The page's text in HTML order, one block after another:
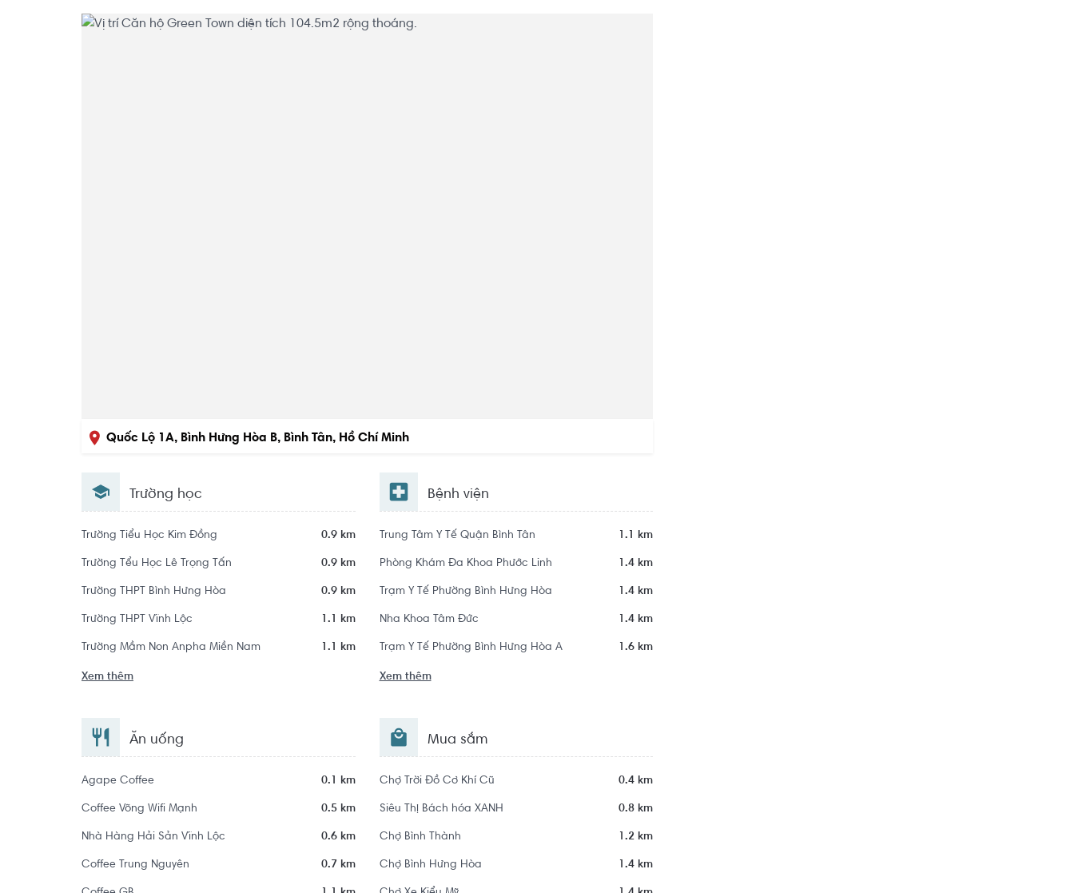
Quốc Lộ 1A, Bình Hưng Hòa B, Bình Tân, Hồ Chí Minh
Trường học
Trường Tiểu Học Kim Đồng 0.9 km
Trường Tểu Học Lê Trọng Tấn 0.9 km
Trường THPT Bình Hưng Hòa 0.9 km
Trường THPT Vĩnh Lộc 1.1 km
Trường Mầm Non Anpha Miền Nam 1.1 km
Xem thêm
Bệnh viện
Trung Tâm Y Tế Quận Bình Tân 1.1 km
Phòng Khám Đa Khoa Phước Linh 1.4 km
Trạm Y Tế Phường Bình Hưng Hòa 1.4 km
Nha Khoa Tâm Đức 1.4 km
Trạm Y Tế Phường Bình Hưng Hòa A 1.6 km
Xem thêm
Ăn uống
Agape Coffee 0.1 km
Coffee Võng Wifi Mạnh 0.5 km
Nhà Hàng Hải Sản Vĩnh Lộc 0.6 km
Coffee Trung Nguyên 0.7 km
Mua sắm
Chợ Trời Đồ Cơ Khí Cũ 0.4 km
Siêu Thị Bách hóa XANH 0.8 km
Chợ Bình Thành 1.2 km
Chợ Bình Hưng Hòa 1.4 km